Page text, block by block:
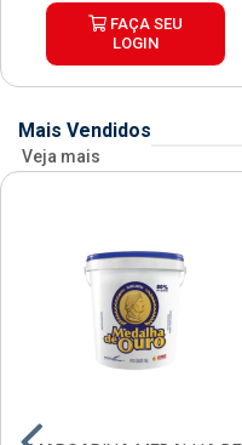
FAÇA SEU
LOGIN
Mais Vendidos
Veja mais